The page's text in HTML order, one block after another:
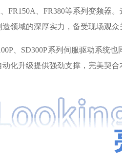
FR150A、FR380等系列变频器
领域的深厚实力，备受现场观众
、SD300P系列伺服驱动系统
化升级提供强劲支撑，完美契